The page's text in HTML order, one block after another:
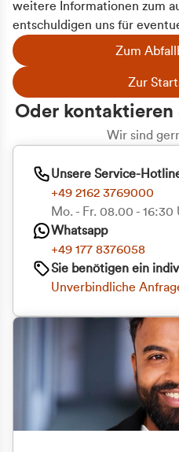
weitere Informationen zum
entschuldigen uns für
Zum
Zur
Oder kontaktieren
Wir sind
Unsere Service-
+49 2162 3769000
Mo. - Fr. 08.00 - 16:30
Whatsapp
+49 177 8376058
Sie benötigen ein
Unverbindliche